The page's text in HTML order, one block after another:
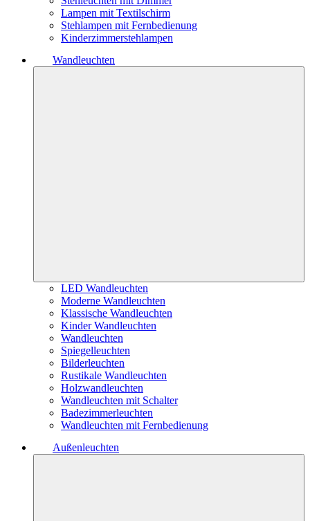
Lampen mit Textilschirm
Stehlampen mit Fernbedienung
Kinderzimmerstehlampen
Wandleuchten
LED Wandleuchten
Moderne Wandleuchten
Klassische Wandleuchten
Kinder Wandleuchten
Wandleuchten
Spiegelleuchten
Bilderleuchten
Rustikale Wandleuchten
Holzwandleuchten
Wandleuchten mit Schalter
Badezimmerleuchten
Wandleuchten mit Fernbedienung
Außenleuchten